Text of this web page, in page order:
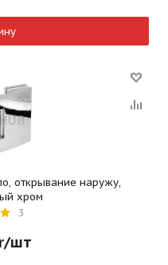
открывание наружу,
хром
3
/шт